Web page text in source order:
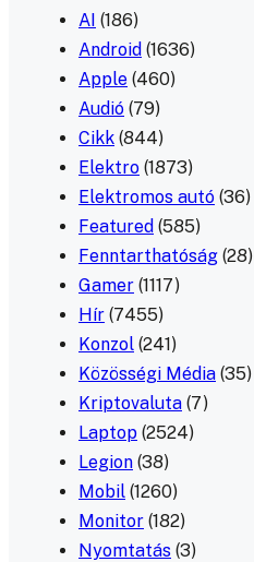
AI (186)
Android (1636)
Apple (460)
Audió (79)
Cikk (844)
Elektro (1873)
Elektromos autó (36)
Featured (585)
Fenntarthatóság (28)
Gamer (1117)
Hír (7455)
Konzol (241)
Közösségi Média (35)
Kriptovaluta (7)
Laptop (2524)
Legion (38)
Mobil (1260)
Monitor (182)
Nyomtatás (3)